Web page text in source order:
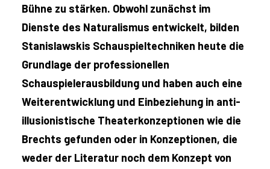
Bühne zu stärken. Obwohl zunächst im
Dienste des Naturalismus entwickelt, bilden
Stanislawskis Schauspieltechniken heute die
Grundlage der professionellen
Schauspielerausbildung und haben auch eine
Weiterentwicklung und Einbeziehung in anti-
illusionistische Theaterkonzeptionen wie die
Brechts gefunden oder in Konzeptionen, die
weder der Literatur noch dem Konzept von